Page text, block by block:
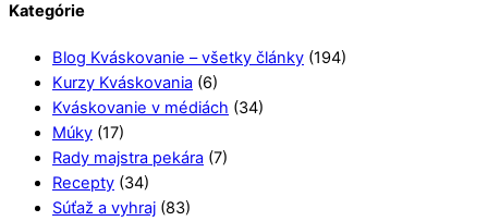
Kategórie
Blog Kváskovanie – všetky články (194)
Kurzy Kváskovania (6)
Kváskovanie v médiách (34)
Múky (17)
Rady majstra pekára (7)
Recepty (34)
Súťaž a vyhraj (83)